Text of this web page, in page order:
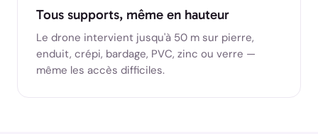
Tous supports, même en hauteur
Le drone intervient jusqu'à 50 m sur pierre,
enduit, crépi, bardage, PVC, zinc ou verre —
même les accès difficiles.